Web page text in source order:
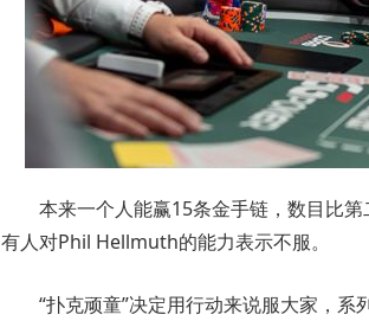
本来一个人能赢15条金手链，数目比
有人对Phil Hellmuth的能力表示不服。
“扑克顽童”决定用行动来说服大家，